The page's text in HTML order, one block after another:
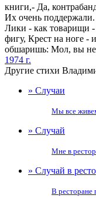
книги,- Да,
Их очень поддержали.
Лики - как товарищи -
фигу, Крест на ноге -
обшаришь: Мол, вы не
1974 г.
Другие стихи
» Случаи
Мы все
» Случай
Мне в
» Случай в
В ресторане